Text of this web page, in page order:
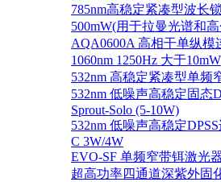
785nm高稳定紧凑型波长
500mW(用于拉曼光谱和
AQA0600A 高相干单纵
1060nm 1250Hz 大于10mW
532nm 高稳定紧凑型单频
532nm 低噪声高稳定固态
Sprout‐Solo (5-10W)
532nm 低噪声高稳定
C 3W/4W
EVO-SF 单频窄带铒激光
超高功率四通道深紫外固